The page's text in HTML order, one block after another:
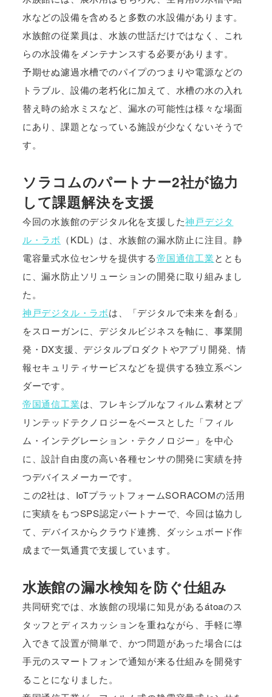
水などの設備を含めると多数の水設備があります。
水族館の従業員は、水族の世話だけではなく、これ
らの水設備をメンテナンスする必要があります。
予期せぬ濾過水槽でのパイプのつまりや電源などの
トラブル、設備の老朽化に加えて、水槽の水の入れ
替え時の給水ミスなど、漏水の可能性は様々な場面
にあり、課題となっている施設が少なくないそうで
す。
ソラコムのパートナー2社が協力
して課題解決を支援
今回の水族館のデジタル化を支援した神戸デジタ
ル・ラボ （KDL）は、水族館の漏水防止に注目。静
電容量式水位センサを提供する帝国通信工業ととも
に、漏水防止ソリューションの開発に取り組みまし
た。
神戸デジタル・ラボは、「デジタルで未来を創る」
をスローガンに、デジタルビジネスを軸に、事業開
発・DX支援、デジタルプロダクトやアプリ開発、情
報セキュリティサービスなどを提供する独立系ベン
ダーです。
帝国通信工業は、フレキシブルなフィルム素材とプ
リンテッドテクノロジーをベースとした「フィル
ム・インテグレーション・テクノロジー」を中心
に、設計自由度の高い各種センサの開発に実績を持
つデバイスメーカーです。
この2社は、IoTプラットフォームSORACOMの活用
に実績をもつSPS認定パートナーで、今回は協力し
て、デバイスからクラウド連携、ダッシュボード作
成まで一気通貫で支援しています。
水族館の漏水検知を防ぐ仕組み
共同研究では、水族館の現場に知見があるátoaのス
タッフとディスカッションを重ねながら、手軽に導
入できて設置が簡単で、かつ問題があった場合には
手元のスマートフォンで通知が来る仕組みを開発す
ることになりました。